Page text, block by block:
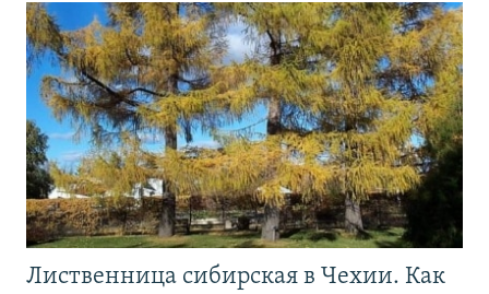
Лиственница сибирская в Чехии. Как